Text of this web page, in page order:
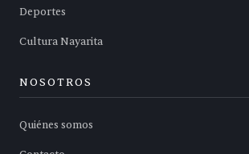
Deportes
Cultura Nayarita
NOSOTROS
Quiénes somos